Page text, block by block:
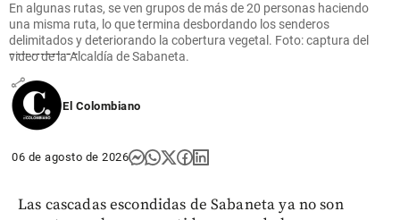
“pleno
apoyo” a
Infantino
share
En algunas rutas, se ven grupos de más de 20 personas haciendo
una misma ruta, lo que termina desbordando los senderos
delimitados y deteriorando la cobertura vegetal. Foto: captura del
video de la Alcaldía de Sabaneta.
El Colombiano
06 de agosto de 2026
Las cascadas escondidas de Sabaneta ya no son